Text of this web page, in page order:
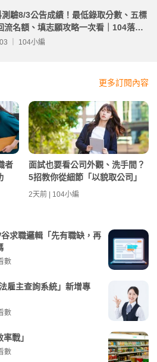
驗8/3公告成績！最低錄取分數、五標
流名額、填志願攻略一次看｜104落點
｜ 104小編
更多訂閱內容
者
面試也要看公司外觀、洗手間？
5招教你從細節「以貌取公司」
2天前 | 104小編
求職邏輯「先有職缺，再
數
雇主查詢系統」新增專
數
戰」
數